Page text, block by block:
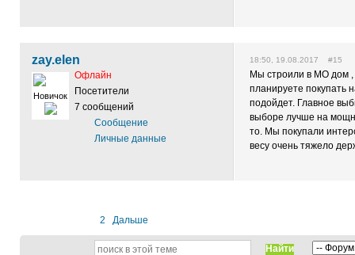
zay.elen
Новичок
Офлайн
Посетители
7 сообщений
Сообщение
Личные данные
18:50, 19.08.2017 #15
Мы строили в МО дом ,
планируете покупать
подойдет. Главное
выборе лучше на
то. Мы покупали
весу очень тяжело
2 Дальше
Найти